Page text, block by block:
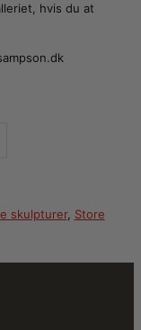
hvis du at
skulpturer, Store